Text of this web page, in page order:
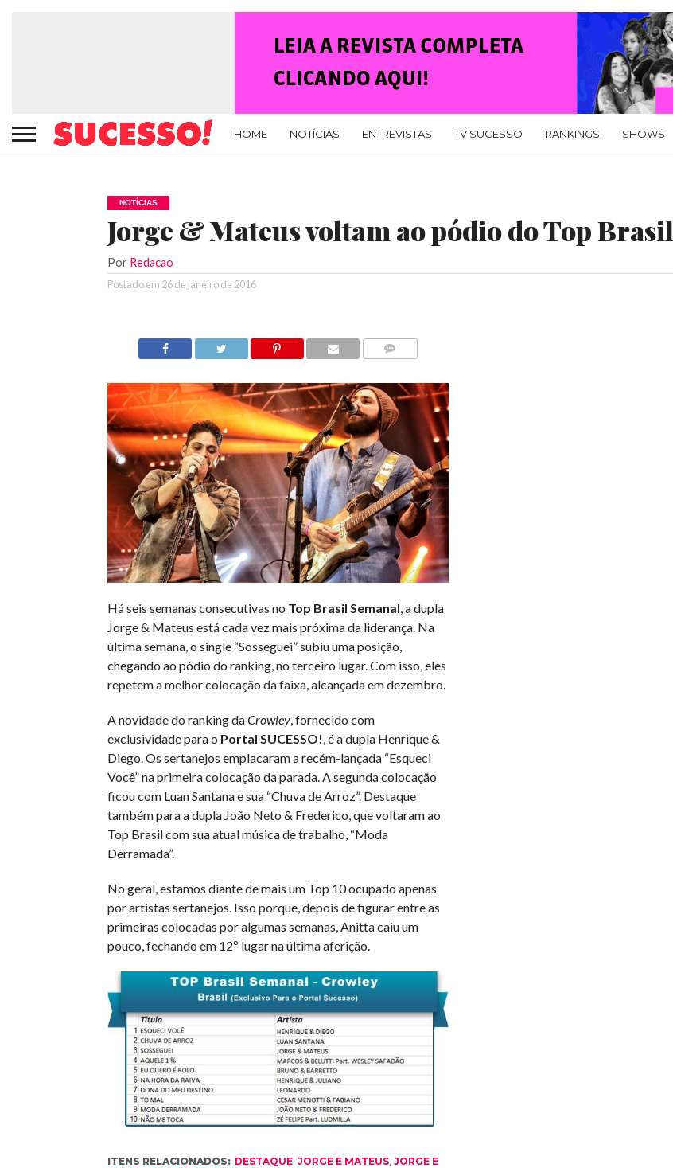
HOME NOTÍCIAS ENTREVISTAS TV SUCESSO RANKINGS SHOWS
NOTÍCIAS
Jorge & Mateus voltam ao pódio do Top Brasil
Por Redacao
Postado em 26 de janeiro de 2016
Há seis semanas consecutivas no Top Brasil Semanal , a dupla
Jorge & Mateus está cada vez mais próxima da liderança. Na
última semana, o single “Sosseguei” subiu uma posição,
chegando ao pódio do ranking, no terceiro lugar. Com isso, eles
repetem a melhor colocação da faixa, alcançada em dezembro.
A novidade do ranking daCrowley, fornecido com
exclusividade para o Portal SUCESSO! , é a dupla Henrique &
Diego. Os sertanejos emplacaram a recém-lançada “Esqueci
Você” na primeira colocação da parada. A segunda colocação
ficou com Luan Santana e sua “Chuva de Arroz”. Destaque
também para a dupla João Neto & Frederico, que voltaram ao
Top Brasil com sua atual música de trabalho, “Moda
Derramada”.
No geral, estamos diante de mais um Top 10 ocupado apenas
por artistas sertanejos. Isso porque, depois de figurar entre as
primeiras colocadas por algumas semanas, Anitta caiu um
pouco, fechando em 12º lugar na última aferição.
ITENS RELACIONADOS: DESTAQUE, JORGE E MATEUS, JORGE E